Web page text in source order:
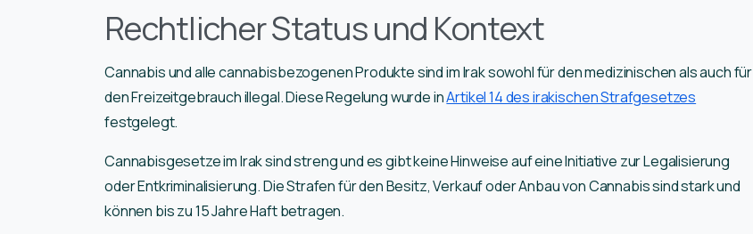
Rechtlicher Status und Kontext
Cannabis und alle cannabisbezogenen Produkte sind im Irak sowohl für den medizinischen als auch für
den Freizeitgebrauch illegal. Diese Regelung wurde inArtikel 14 des irakischen Strafgesetzes
festgelegt.
Cannabisgesetze im Irak sind streng und es gibt keine Hinweise auf eine Initiative zur Legalisierung
oder Entkriminalisierung. Die Strafen für den Besitz, Verkauf oder Anbau von Cannabis sind stark und
können bis zu 15 Jahre Haft betragen.